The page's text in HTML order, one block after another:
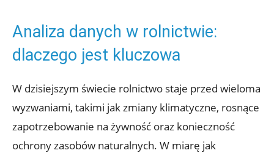
Analiza danych w rolnictwie:
dlaczego jest kluczowa
W dzisiejszym świecie rolnictwo staje przed wieloma
wyzwaniami, takimi jak zmiany klimatyczne, rosnące
zapotrzebowanie na żywność oraz konieczność
ochrony zasobów naturalnych. W miarę jak